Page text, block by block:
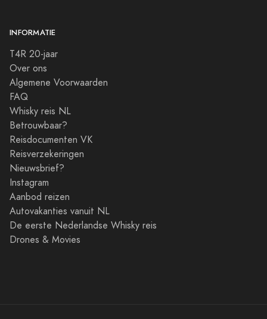
INFORMATIE
T4R 20-jaar
Over ons
Algemene Voorwaarden
FAQ
Whisky reis NL
Betrouwbaar?
Reisdocumenten VK
Reisverzekeringen
Nieuwsbrief?
Instagram
Aanbod reizen
Autovakanties vanuit NL
De eerste Nederlandse Whisky reis
Drones & Movies